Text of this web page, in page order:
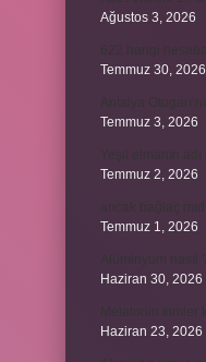
Ağustos 3, 2026
Temmuz 30, 2026
Temmuz 3, 2026
Temmuz 2, 2026
Temmuz 1, 2026
Haziran 30, 2026
Haziran 23, 2026